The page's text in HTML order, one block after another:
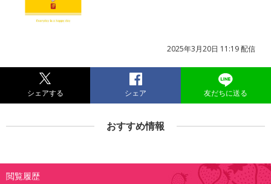
2025年3月20日 11:19 配信
シェアする シェア 友だちに送る
おすすめ情報
閲覧履歴